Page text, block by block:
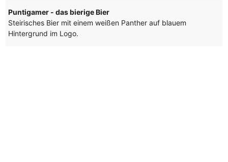
Puntigamer - das bierige Bier
Steirisches Bier mit einem weißen Panther auf blauem
Hintergrund im Logo.